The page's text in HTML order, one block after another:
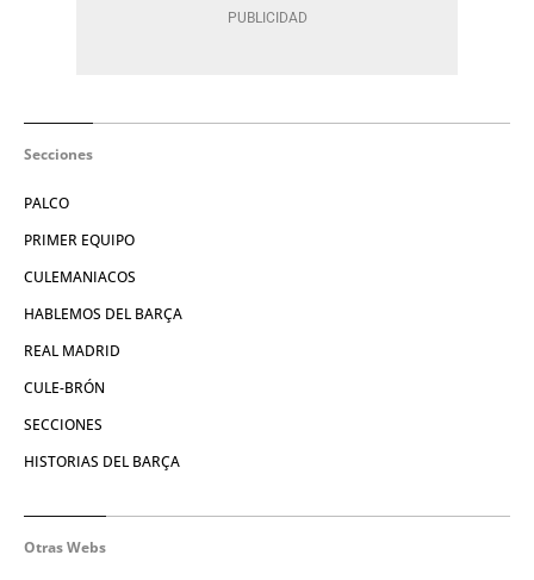
Secciones
PALCO
PRIMER EQUIPO
CULEMANIACOS
HABLEMOS DEL BARÇA
REAL MADRID
CULE-BRÓN
SECCIONES
HISTORIAS DEL BARÇA
Otras Webs